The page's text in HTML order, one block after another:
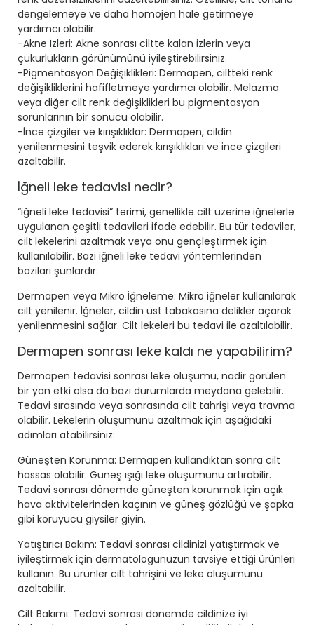
dengelemeye ve daha homojen hale getirmeye
yardımcı olabilir.
-Akne İzleri: Akne sonrası ciltte kalan izlerin veya
çukurlukların görünümünü iyileştirebilirsiniz.
-Pigmentasyon Değişiklikleri: Dermapen, ciltteki renk
değişikliklerini hafifletmeye yardımcı olabilir. Melazma
veya diğer cilt renk değişiklikleri bu pigmentasyon
sorunlarının bir sonucu olabilir.
-İnce çizgiler ve kırışıklıklar: Dermapen, cildin
yenilenmesini teşvik ederek kırışıklıkları ve ince çizgileri
azaltabilir.
İğneli leke tedavisi nedir?
“iğneli leke tedavisi” terimi, genellikle cilt üzerine iğnelerle
uygulanan çeşitli tedavileri ifade edebilir. Bu tür tedaviler,
cilt lekelerini azaltmak veya onu gençleştirmek için
kullanılabilir. Bazı iğneli leke tedavi yöntemlerinden
bazıları şunlardır:
Dermapen veya Mikro İğneleme: Mikro iğneler kullanılarak
cilt yenilenir. İğneler, cildin üst tabakasına delikler açarak
yenilenmesini sağlar. Cilt lekeleri bu tedavi ile azaltılabilir.
Dermapen sonrası leke kaldı ne yapabilirim?
Dermapen tedavisi sonrası leke oluşumu, nadir görülen
bir yan etki olsa da bazı durumlarda meydana gelebilir.
Tedavi sırasında veya sonrasında cilt tahrişi veya travma
olabilir. Lekelerin oluşumunu azaltmak için aşağıdaki
adımları atabilirsiniz:
Güneşten Korunma: Dermapen kullandıktan sonra cilt
hassas olabilir. Güneş ışığı leke oluşumunu artırabilir.
Tedavi sonrası dönemde güneşten korunmak için açık
hava aktivitelerinden kaçının ve güneş gözlüğü ve şapka
gibi koruyucu giysiler giyin.
Yatıştırıcı Bakım: Tedavi sonrası cildinizi yatıştırmak ve
iyileştirmek için dermatologunuzun tavsiye ettiği ürünleri
kullanın. Bu ürünler cilt tahrişini ve leke oluşumunu
azaltabilir.
Cilt Bakımı: Tedavi sonrası dönemde cildinize iyi